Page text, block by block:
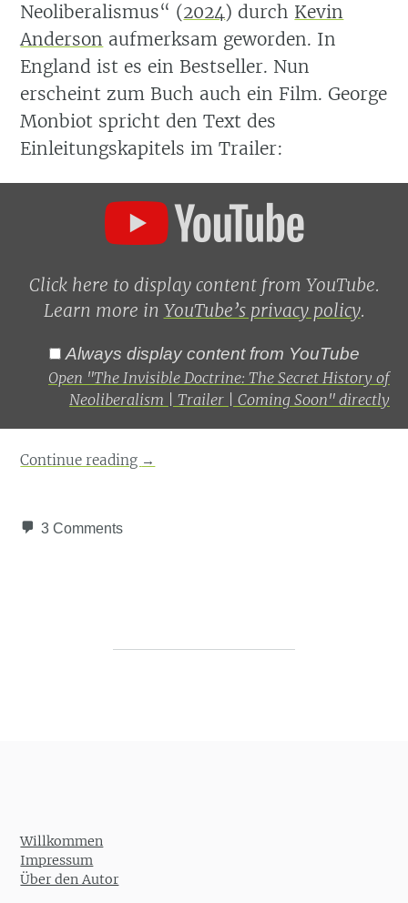
Neoliberalismus“ (2024) durch Kevin
Anderson aufmerksam geworden. In
England ist es ein Bestseller. Nun
erscheint zum Buch auch ein Film. George
Monbiot spricht den Text des
Einleitungskapitels im Trailer:
Secret
History
from
YouTube
Click here to display content from YouTube.
Learn more in YouTube’s privacy policy.
Always display content from YouTube
Open "The Invisible Doctrine: The Secret History of
Neoliberalism | Trailer | Coming Soon" directly
Continue reading →
3 Comments
Willkommen
Impressum
Über den Autor